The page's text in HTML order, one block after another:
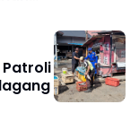
Patroli